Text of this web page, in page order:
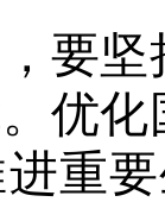
坚
优
重